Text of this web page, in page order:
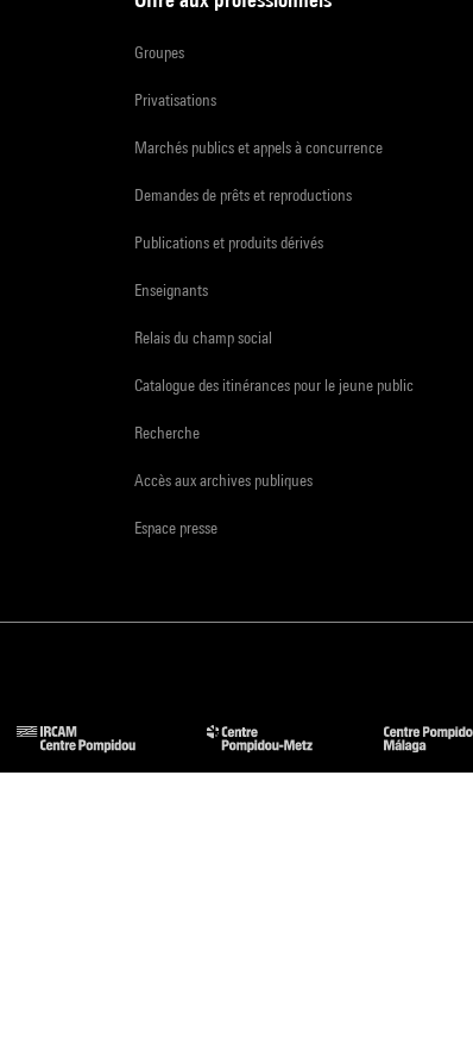
Groupes
Privatisations
Marchés publics et appels à concurrence
Demandes de prêts et reproductions
Publications et produits dérivés
Enseignants
Relais du champ social
Catalogue des itinérances pour le jeune public
Recherche
Accès aux archives publiques
Espace presse